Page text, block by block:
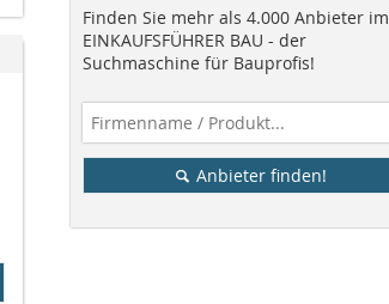
Finden Sie mehr als 4.000 Anbieter im
EINKAUFSFÜHRER BAU - der
Suchmaschine für Bauprofis!
Anbieter finden!